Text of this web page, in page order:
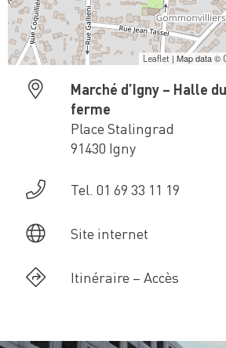
Leaflet | Map data ©
Marché d’Igny – Halle
ferme
Place Stalingrad
91430 Igny
Tel. 01 69 33 11 19
Site internet
Itinéraire – Accès